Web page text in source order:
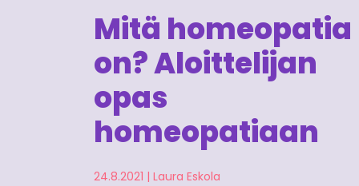
Mitä homeopatia
on? Aloittelijan
opas
homeopatiaan
24.8.2021 | Laura Eskola